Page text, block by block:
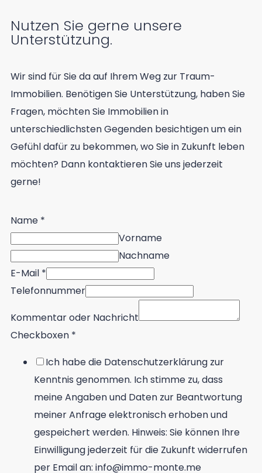
Nutzen Sie gerne unsere
Unterstützung.
Wir sind für Sie da auf Ihrem Weg zur Traum-
Immobilien. Benötigen Sie Unterstützung, haben Sie
Fragen, möchten Sie Immobilien in
unterschiedlichsten Gegenden besichtigen um ein
Gefühl dafür zu bekommen, wo Sie in Zukunft leben
möchten? Dann kontaktieren Sie uns jederzeit
gerne!
Name *
Vorname
Nachname
E-Mail *
Telefonnummer
Kommentar oder Nachricht
Checkboxen *
Ich habe die Datenschutzerklärung zur
Kenntnis genommen. Ich stimme zu, dass
meine Angaben und Daten zur Beantwortung
meiner Anfrage elektronisch erhoben und
gespeichert werden. Hinweis: Sie können Ihre
Einwilligung jederzeit für die Zukunft widerrufen
per Email an: info@immo-monte.me